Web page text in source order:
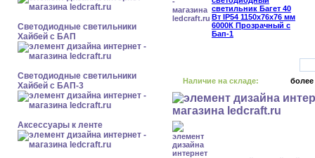
Светодиодные светильники
Хайбей с БАП
Светодиодные светильники
Хайбей с БАП-3
Аксессуары к ленте
Наличие на складе: более